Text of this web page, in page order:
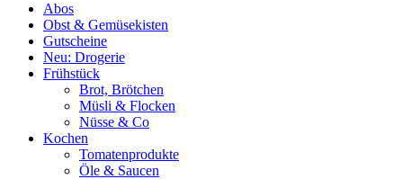
Abos
Obst & Gemüsekisten
Gutscheine
Neu: Drogerie
Frühstück
Brot, Brötchen
Müsli & Flocken
Nüsse & Co
Kochen
Tomatenprodukte
Öle & Saucen